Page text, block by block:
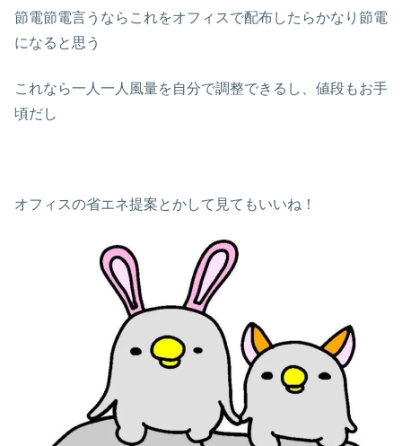
節電節電言うならこれをオフィスで配布したらかなり節電
になると思う
これなら一人一人風量を自分で調整できるし、値段もお手
頃だし
オフィスの省エネ提案とかして見てもいいね！